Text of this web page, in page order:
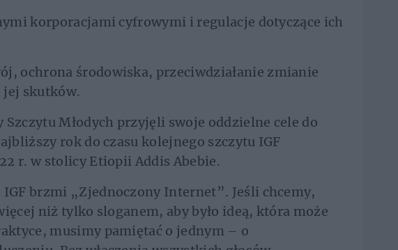
korporacjami cyfrowymi i regulacje dotyczące ich
ochrona środowiska, przeciwdziałanie zmianie
jej skutków.
Młodych przyjęli swoje oddzielne cele do
rok do czasu kolejnego szczytu IGF
r. w stolicy Etiopii Addis Abebie.
brzmi „Zjednoczony Internet”. Jeśli chcemy,
niż tylko sloganem, aby było ideą, która może
musimy pamiętać o jednym – o